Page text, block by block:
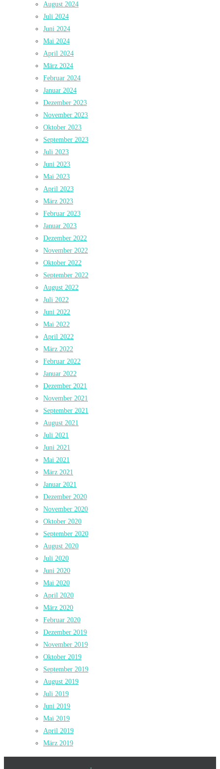
August 2024
Juli 2024
Juni 2024
Mai 2024
April 2024
März 2024
Februar 2024
Januar 2024
Dezember 2023
November 2023
Oktober 2023
September 2023
Juli 2023
Juni 2023
Mai 2023
April 2023
März 2023
Februar 2023
Januar 2023
Dezember 2022
November 2022
Oktober 2022
September 2022
August 2022
Juli 2022
Juni 2022
Mai 2022
April 2022
März 2022
Februar 2022
Januar 2022
Dezember 2021
November 2021
September 2021
August 2021
Juli 2021
Juni 2021
Mai 2021
März 2021
Januar 2021
Dezember 2020
November 2020
Oktober 2020
September 2020
August 2020
Juli 2020
Juni 2020
Mai 2020
April 2020
März 2020
Februar 2020
Dezember 2019
November 2019
Oktober 2019
September 2019
August 2019
Juli 2019
Juni 2019
Mai 2019
April 2019
März 2019